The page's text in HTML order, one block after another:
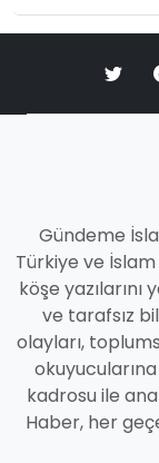
Gündeme
Türkiye ve
köşe
ve tarafsız
olayları,
kadrosu ile
Haber, her